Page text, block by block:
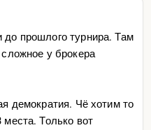
прошлого турнира. Там
у брокера
демократия. Чё хотим то
Только вот